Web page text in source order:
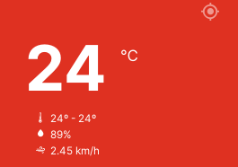
24 ℃
24º - 24º
89%
2.45 km/h